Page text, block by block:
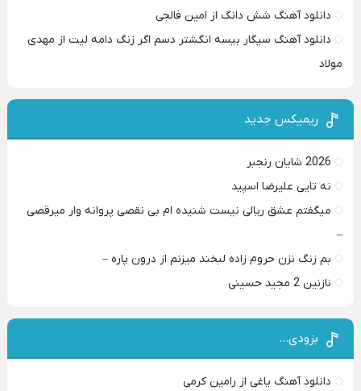
دانلود آهنگ شش دانگ از امین فالجی
دانلود آهنگ سیگار بیسه انگشتر دسم اگر زنگ دامه لیت از مهدی
مولاد
ریمیکس جدید
2026 شایان رنجبر
نه تایی علیرضا اسپید
میگفتم عشق ریالی نیست شنیده ام بی نقصی پروانه وار میرقصی
–
بم زنگ نزن حروم زاده لبخند میزنم از درون پاره –
نازنین 2 مجید حسینی
بزودی…
دانلود آهنگ یاغی از رامین کرمی